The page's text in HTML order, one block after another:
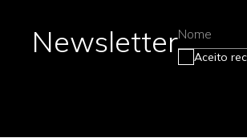
NewsletterNome
Aceito